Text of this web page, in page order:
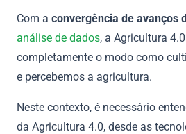
Com a convergência de avanços
análise de dados, a Agricultura
completamente o modo como
e percebemos a agricultura.
Neste contexto, é necessário
da Agricultura 4.0, desde as